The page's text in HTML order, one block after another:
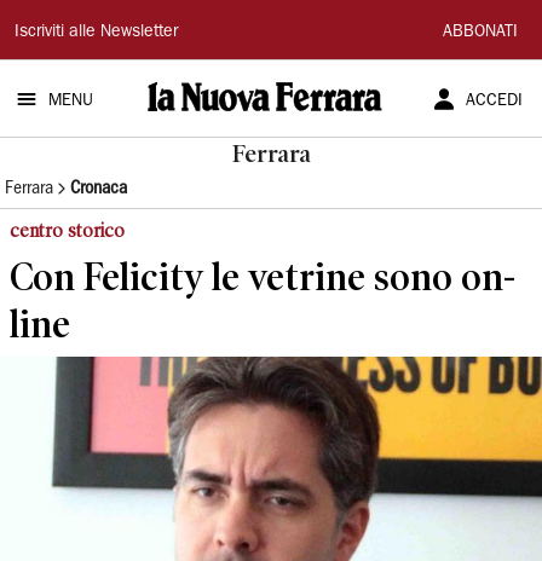
La
Nuova
Ferrara
Iscriviti alle Newsletter ABBONATI
MENU ACCEDI
Ferrara
Ferrara Cronaca
centro storico
Con Felicity le vetrine sono on-
line